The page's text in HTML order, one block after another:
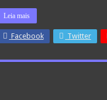
Leia mais
Facebook Twitter